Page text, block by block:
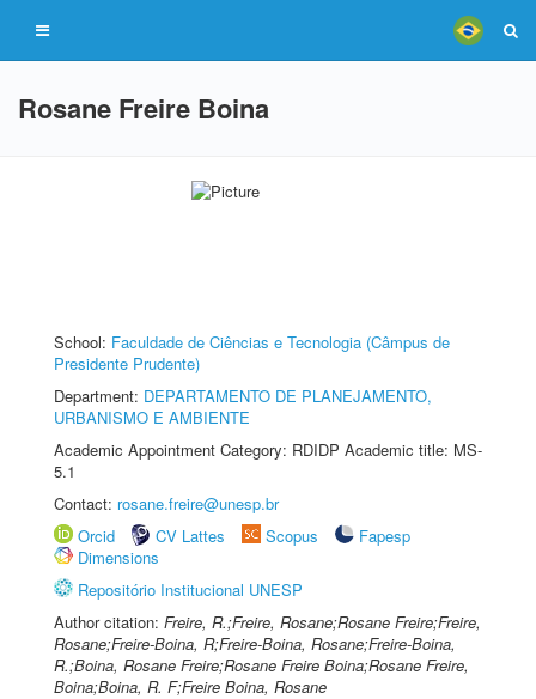
Rosane Freire Boina
School: Faculdade de Ciências e Tecnologia (Câmpus de
Presidente Prudente)
Department: DEPARTAMENTO DE PLANEJAMENTO,
URBANISMO E AMBIENTE
Academic Appointment Category: RDIDP Academic title: MS-
5.1
Contact: rosane.freire@unesp.br
Orcid
CV Lattes Scopus
Fapesp
Dimensions
Repositório Institucional UNESP
Author citation: Freire, R.;Freire, Rosane;Rosane Freire;Freire,
Rosane;Freire-Boina, R;Freire-Boina, Rosane;Freire-Boina,
R.;Boina, Rosane Freire;Rosane Freire Boina;Rosane Freire,
Boina;Boina, R. F;Freire Boina, Rosane